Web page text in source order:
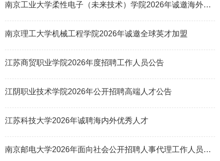
南京工业大学柔性电子（未来技术）学院2026年诚邀海外英才
南京理工大学机械工程学院2026年诚邀全球英才加盟
江苏商贸职业学院2026年度招聘工作人员公告
江阴职业技术学院2026年公开招聘高端人才公告
江苏科技大学2026年诚聘海内外优秀人才
南京邮电大学2026年面向社会公开招聘人事代理工作人员公告（第五批）